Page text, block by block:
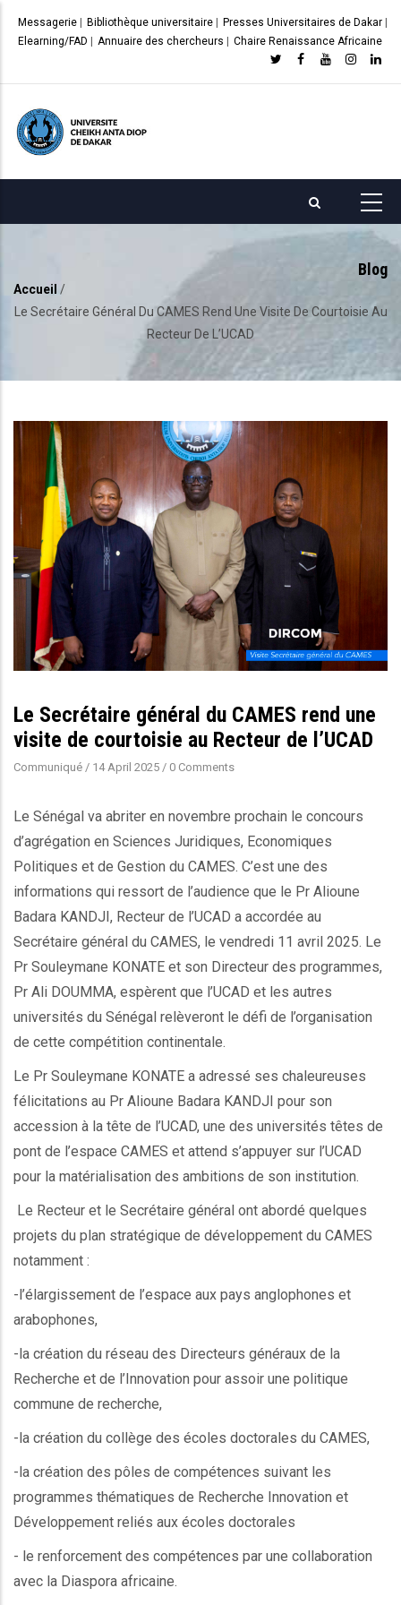
principal
Messagerie Bibliothèque universitaire Presses Universitaires de Dakar
Elearning/FAD
Annuaire des chercheurs Chaire Renaissance Africaine
Blog
Fil
Accueil /
Le Secrétaire Général Du CAMES Rend Une Visite De Courtoisie Au
Recteur De L’UCAD
Le Secrétaire général du CAMES rend une
visite de courtoisie au Recteur de l’UCAD
Communiqué / 14 April 2025 / 0 Comments
Le Sénégal va abriter en novembre prochain le concours
d’agrégation en Sciences Juridiques, Economiques
Politiques et de Gestion du CAMES. C’est une des
informations qui ressort de l’audience que le Pr Alioune
Badara KANDJI, Recteur de l’UCAD a accordée au
Secrétaire général du CAMES, le vendredi 11 avril 2025. Le
Pr Souleymane KONATE et son Directeur des programmes,
Pr Ali DOUMMA, espèrent que l’UCAD et les autres
universités du Sénégal relèveront le défi de l’organisation
de cette compétition continentale.
Le Pr Souleymane KONATE a adressé ses chaleureuses
félicitations au Pr Alioune Badara KANDJI pour son
accession à la tête de l’UCAD, une des universités têtes de
pont de l’espace CAMES et attend s’appuyer sur l’UCAD
pour la matérialisation des ambitions de son institution.
Le Recteur et le Secrétaire général ont abordé quelques
projets du plan stratégique de développement du CAMES
notamment :
-l’élargissement de l’espace aux pays anglophones et
arabophones,
-la création du réseau des Directeurs généraux de la
Recherche et de l’Innovation pour assoir une politique
commune de recherche,
-la création du collège des écoles doctorales du CAMES,
-la création des pôles de compétences suivant les
programmes thématiques de Recherche Innovation et
Développement reliés aux écoles doctorales
- le renforcement des compétences par une collaboration
avec la Diaspora africaine.